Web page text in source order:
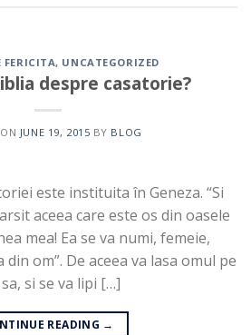
FERICITA, UNCATEGORIZED
despre casatorie?
JUNE 19, 2015 BY BLOG
este instituita în Geneza. “Si
aceea care este os din oasele
mea! Ea se va numi, femeie,
om”. De aceea va lasa omul pe
si se va lipi […]
READING →